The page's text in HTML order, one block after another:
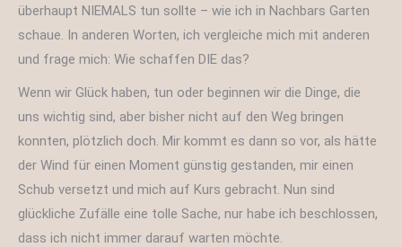
überhaupt NIEMALS tun sollte – wie ich in Nachbars Garten
schaue. In anderen Worten, ich vergleiche mich mit anderen
und frage mich: Wie schaffen DIE das?
Wenn wir Glück haben, tun oder beginnen wir die Dinge, die
uns wichtig sind, aber bisher nicht auf den Weg bringen
konnten, plötzlich doch. Mir kommt es dann so vor, als hätte
der Wind für einen Moment günstig gestanden, mir einen
Schub versetzt und mich auf Kurs gebracht. Nun sind
glückliche Zufälle eine tolle Sache, nur habe ich beschlossen,
dass ich nicht immer darauf warten möchte.